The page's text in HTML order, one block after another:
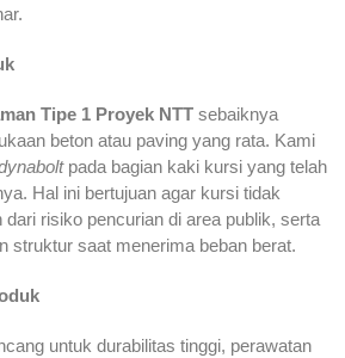
Tipe 1 Proyek NTT sebaiknya
beton atau paving yang rata. Kami
pada bagian kaki kursi yang telah
Hal ini bertujuan agar kursi tidak
dari risiko pencurian di area publik, serta
struktur saat menerima beban berat.
untuk durabilitas tinggi, perawatan